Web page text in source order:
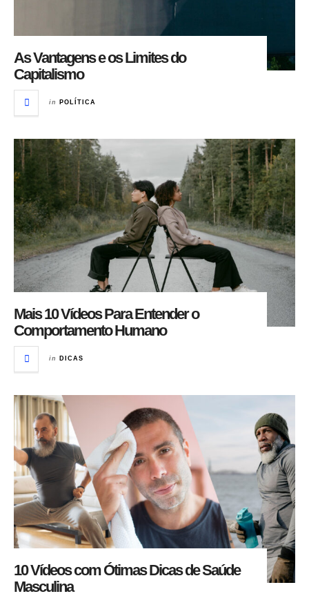
As Vantagens e os Limites do
Capitalismo
in POLÍTICA
Mais 10 Vídeos Para Entender o
Comportamento Humano
in DICAS
10 Vídeos com Ótimas Dicas de Saúde
Masculina